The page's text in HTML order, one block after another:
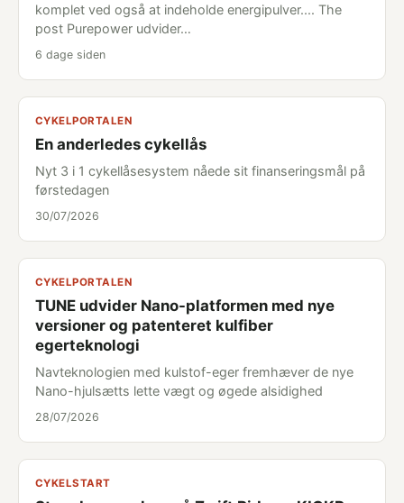
komplet ved også at indeholde energipulver.... The
post Purepower udvider…
6 dage siden
CYKELPORTALEN
En anderledes cykellås
Nyt 3 i 1 cykellåsesystem nåede sit finanseringsmål på
førstedagen
30/07/2026
CYKELPORTALEN
TUNE udvider Nano-platformen med nye
versioner og patenteret kulfiber
egerteknologi
Navteknologien med kulstof-eger fremhæver de nye
Nano-hjulsætts lette vægt og øgede alsidighed
28/07/2026
CYKELSTART